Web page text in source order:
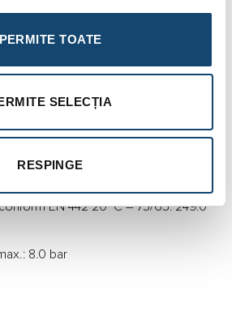
PERMITE TOATE
SELECȚIA
RESPINGE
Rotund
EN 442 20 °C – 75/65: 249.0
8.0 bar